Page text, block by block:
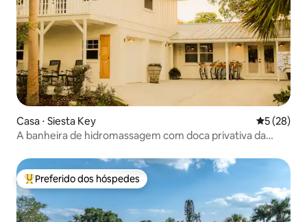
Casa ⋅ Siesta Key 5 de uma
5 (28)
A banheira de hidromassagem com doca privativa da
Entre os melhores preferidos dos hóspedes
Preferido dos hóspedes